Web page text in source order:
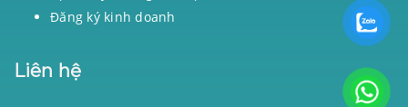
Đăng ký kinh doanh
Liên hệ